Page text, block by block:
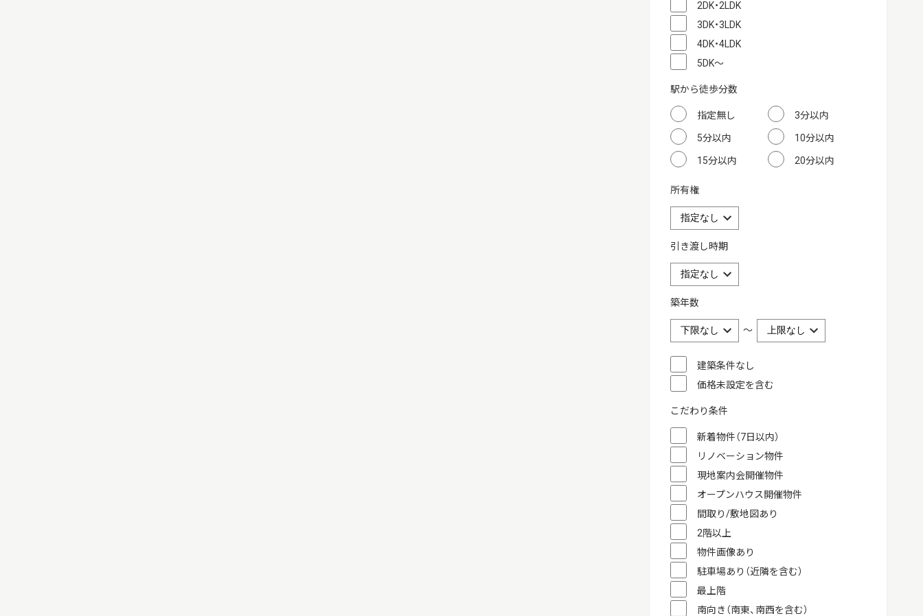
2DK・2LDK
3DK・3LDK
4DK・4LDK
5DK～
駅から徒歩分数
指定無し 3分以内
5分以内 10分以内
15分以内 20分以内
所有権
引き渡し時期
築年数
～
建築条件なし
価格未設定を含む
こだわり条件
新着物件（7日以内）
リノベーション物件
現地案内会開催物件
オープンハウス開催物件
間取り/敷地図あり
2階以上
物件画像あり
駐車場あり（近隣を含む）
最上階
南向き（南東、南西を含む）